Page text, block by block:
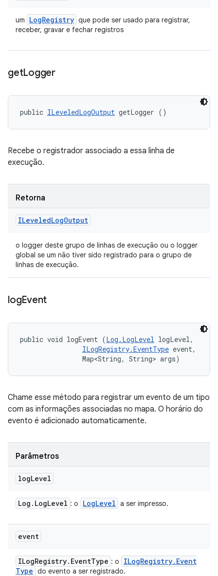
um LogRegistry que pode ser usado para registrar,
receber, gravar e fechar registros
getLogger
public ILeveledLogOutput getLogger ()
Recebe o registrador associado a essa linha de
execução.
Retorna
ILeveledLogOutput
o logger deste grupo de linhas de execução ou o logger
global se um não tiver sido registrado para o grupo de
linhas de execução.
logEvent
public void logEvent (Log.LogLevel logLevel,
ILogRegistry.EventType event,
                Map<String, String> args)
Chame esse método para registrar um evento de um tipo
com as informações associadas no mapa. O horário do
evento é adicionado automaticamente.
Parâmetros
logLevel
Log . LogLevel : o LogLevel a ser impresso.
event
ILogRegistry. EventType : o ILogRegistry. Event
Type do evento a ser registrado.